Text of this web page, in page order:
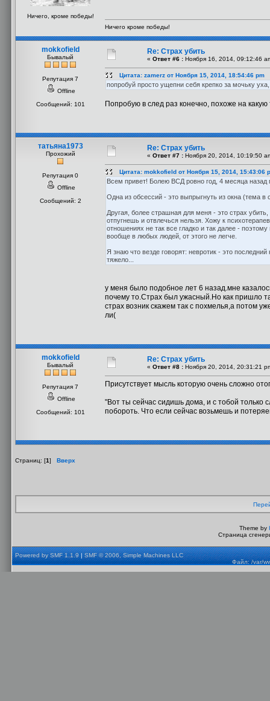
Ничего, кроме победы!
Ничего кроме победы!
mokkofield
Бывалый
Репутация 7
Offline
Сообщений: 101
Re: Страх убить
« Ответ #6 : Ноября 16, 2014, 09:12:46
Цитата: zamerz от Ноября 15, 2014, 18:54:46 pm
попробуй просто ущепни себя крепко за мочьку
Попробую в след раз конечно, похоже на какую
татьяна1973
Прохожий
Репутация 0
Offline
Сообщений: 2
Re: Страх убить
« Ответ #7 : Ноября 20, 2014, 10:19:50
Цитата: mokkofield от Ноября 15, 2014, 15:43:06
Всем привет! Болею ВСД ровно год, 4 месяца
Одна из обсессий - это выпрыгнуть из окна (тема в
Другая, более страшная для меня - это страх
отпугнешь и отвлечься нельзя. Хожу к
отношениях не так все гладко и так далее -
вообще в любых людей, от этого не легче.
Я знаю что везде говорят: невротик - это
тяжело...
у меня было подобное лет 6 назад.мне
почему то.Страх был ужасный.Но как пришло
страх возник скажем так с похмелья,а потом
ли(
mokkofield
Бывалый
Репутация 7
Offline
Сообщений: 101
Re: Страх убить
« Ответ #8 : Ноября 20, 2014, 20:31:21
Присутствует мысль которую очень сложно
"Вот ты сейчас сидишь дома, и с тобой только
побороть. Что если сейчас возьмешь и
Страниц: [1] Вверх
Theme by
Страница
Powered by SMF 1.1.9|SMF © 2006, Simple Machines LLC
Файл: /var/